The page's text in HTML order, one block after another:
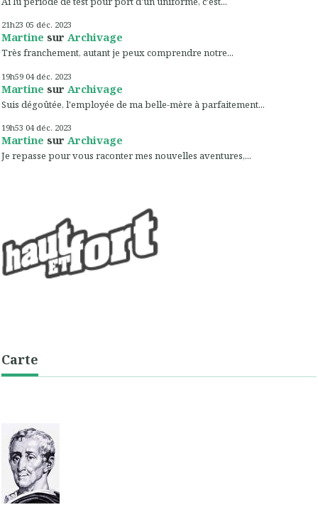
21h23 05 déc. 2023
Martine sur Archivage
Très franchement, autant je peux comprendre notre...
19h59 04 déc. 2023
Martine sur Archivage
Suis dégoûtée, l'employée de ma belle-mère à parfaitement...
19h53 04 déc. 2023
Martine sur Archivage
Je repasse pour vous raconter mes nouvelles aventures,...
Carte